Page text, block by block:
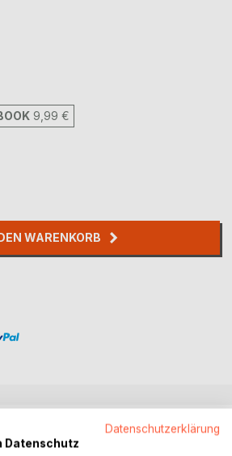
9,99 €
WARENKORB
Datenschutzerklärung
Datenschutz